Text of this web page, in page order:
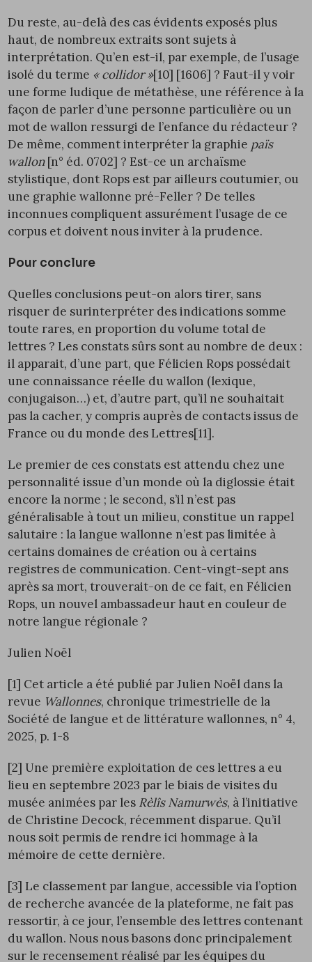
Du reste, au-delà des cas évidents exposés plus
haut, de nombreux extraits sont sujets à
interprétation. Qu’en est-il, par exemple, de l’usage
isolé du terme « collidor »[10] [1606] ? Faut-il y voir
une forme ludique de métathèse, une référence à la
façon de parler d’une personne particulière ou un
mot de wallon ressurgi de l’enfance du rédacteur ?
De même, comment interpréter la graphie païs
wallon[n° éd. 0702] ? Est-ce un archaïsme
stylistique, dont Rops est par ailleurs coutumier, ou
une graphie wallonne pré-Feller ? De telles
inconnues compliquent assurément l’usage de ce
corpus et doivent nous inviter à la prudence.
Pour conclure
Quelles conclusions peut-on alors tirer, sans
risquer de surinterpréter des indications somme
toute rares, en proportion du volume total de
lettres ? Les constats sûrs sont au nombre de deux :
il apparait, d’une part, que Félicien Rops possédait
une connaissance réelle du wallon (lexique,
conjugaison…) et, d’autre part, qu’il ne souhaitait
pas la cacher, y compris auprès de contacts issus de
France ou du monde des Lettres[11].
Le premier de ces constats est attendu chez une
personnalité issue d’un monde où la diglossie était
encore la norme ; le second, s’il n’est pas
généralisable à tout un milieu, constitue un rappel
salutaire : la langue wallonne n’est pas limitée à
certains domaines de création ou à certains
registres de communication. Cent-vingt-sept ans
après sa mort, trouverait-on de ce fait, en Félicien
Rops, un nouvel ambassadeur haut en couleur de
notre langue régionale ?
Julien Noël
[1] Cet article a été publié par Julien Noël dans la
revue Wallonnes, chronique trimestrielle de la
Société de langue et de littérature wallonnes, n° 4,
2025, p. 1-8
[2] Une première exploitation de ces lettres a eu
lieu en septembre 2023 par le biais de visites du
musée animées par les Rèlîs Namurwès, à l’initiative
de Christine Decock, récemment disparue. Qu’il
nous soit permis de rendre ici hommage à la
mémoire de cette dernière.
[3] Le classement par langue, accessible via l’option
de recherche avancée de la plateforme, ne fait pas
ressortir, à ce jour, l’ensemble des lettres contenant
du wallon. Nous nous basons donc principalement
sur le recensement réalisé par les équipes du